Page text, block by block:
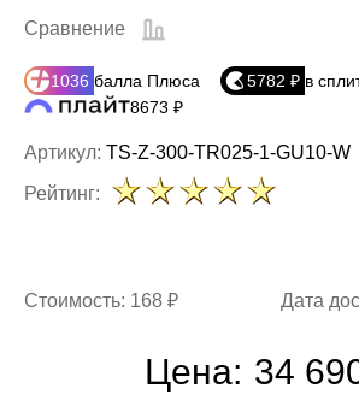
Артикул: TS-Z-300-TR025-1-GU10-W
Сравнение
1036 балла Плюса 5782 ₽ в
8673 ₽
Рейтинг:
Стоимость: 168 ₽ Дата
Цена: 34